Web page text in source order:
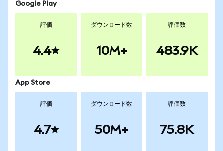
Google Play
評価
4.4
ダウンロード数
10M+
評価数
483.9K
App Store
評価
4.7
ダウンロード数
50M+
評価数
75.8K